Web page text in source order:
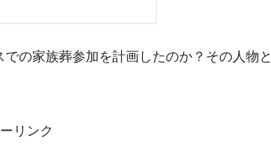
の家族葬参加を計画したのか？その人物と
リンク